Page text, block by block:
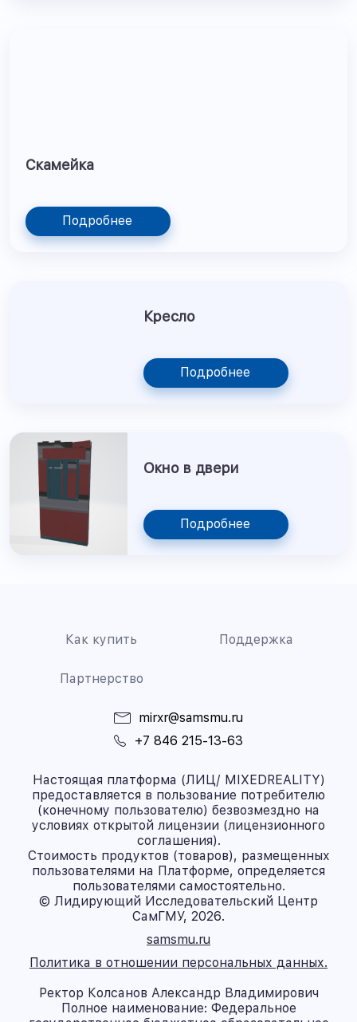
Скамейка
Подробнее
Кресло
Подробнее
Окно в двери
Подробнее
Как купить Поддержка
Партнерство
mirxr@samsmu.ru
+7 846 215-13-63
Настоящая платформа (ЛИЦ/ MIXEDREALITY)
предоставляется в пользование потребителю
(конечному пользователю) безвозмездно на
условиях открытой лицензии (лицензионного
соглашения).
Стоимость продуктов (товаров), размещенных
пользователями на Платформе, определяется
пользователями самостоятельно.
© Лидирующий Исследовательский Центр
СамГМУ, 2026.
samsmu.ru
Политика в отношении персональных данных.
Ректор Колсанов Александр Владимирович
Полное наименование: Федеральное